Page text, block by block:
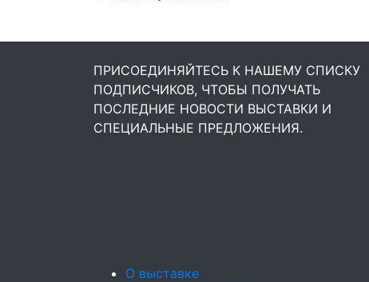
ПРИСОЕДИНЯЙТЕСЬ К НАШЕМУ СПИСКУ
ПОДПИСЧИКОВ, ЧТОБЫ ПОЛУЧАТЬ
ПОСЛЕДНИЕ НОВОСТИ ВЫСТАВКИ И
СПЕЦИАЛЬНЫЕ ПРЕДЛОЖЕНИЯ.
О выставке